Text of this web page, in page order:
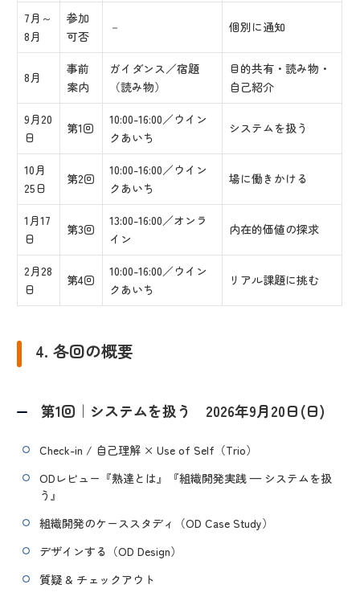
7月～
8月
参加
可否
－ 個別に通知
8月
事前
案内
ガイダンス／宿題
（読み物）
目的共有・読み物・
自己紹介
9月20
日
第1回
10:00-16:00／ウイン
クあいち
システムを扱う
10月
25日
第2回
10:00-16:00／ウイン
クあいち
場に働きかける
1月17
日
第3回
13:00-16:00／オンラ
イン
内在的価値の探求
2月28
日
第4回
10:00-16:00／ウイン
クあいち
リアル課題に挑む
4. 各回の概要
第1回｜システムを扱う 2026年9月20日(日)
Check-in / 自己理解 × Use of Self（Trio）
ODレビュー『熟達とは』『組織開発実践 — システムを扱
う』
組織開発のケーススタディ（OD Case Study）
デザインする（OD Design）
質疑 & チェックアウト